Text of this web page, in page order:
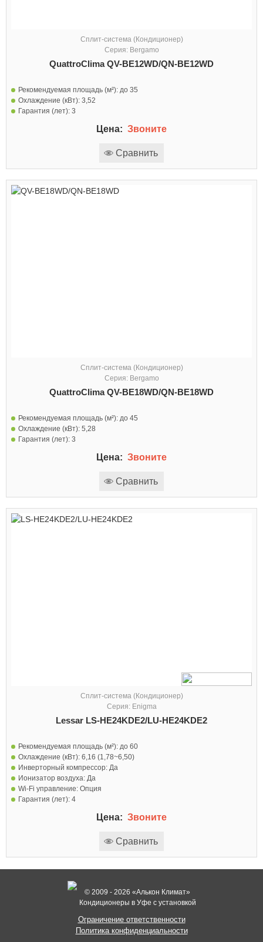
Сплит-система (Кондиционер)
Серия: Bergamo
QuattroClima QV-BE12WD/QN-BE12WD
Рекомендуемая площадь (м²): до 35
Охлаждение (кВт): 3,52
Гарантия (лет): 3
Цена: Звоните
Сравнить
Сплит-система (Кондиционер)
Серия: Bergamo
QuattroClima QV-BE18WD/QN-BE18WD
Рекомендуемая площадь (м²): до 45
Охлаждение (кВт): 5,28
Гарантия (лет): 3
Цена: Звоните
Сравнить
Сплит-система (Кондиционер)
Серия: Enigma
Lessar LS-HE24KDE2/LU-HE24KDE2
Рекомендуемая площадь (м²): до 60
Охлаждение (кВт): 6,16 (1,78~6,50)
Инверторный компрессор: Да
Ионизатор воздуха: Да
Wi-Fi управление: Опция
Гарантия (лет): 4
Цена: Звоните
Сравнить
© 2009 - 2026 «Алькон Климат»
Кондиционеры в Уфе с установкой
Ограничение ответственности
Политика конфиденциальности